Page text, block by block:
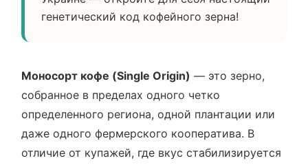
генетический код кофейного зерна!
Моносорт кофе (Single Origin) — это зерно,
собранное в пределах одного четко
определенного региона, одной плантации или
даже одного фермерского кооператива. В
отличие от купажей, где вкус стабилизируется